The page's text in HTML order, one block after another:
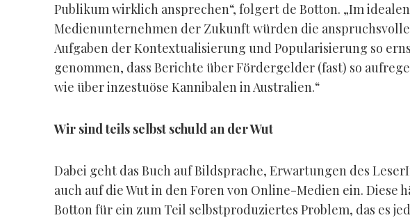
Publikum wirklich ansprechen“, folgert de Botton. „Im idealen
Medienunternehmen der Zukunft würden die
Aufgaben der Kontextualisierung und Popularisierung so
genommen, dass Berichte über Fördergelder (fast) so
wie über inzestuöse Kannibalen in Australien.“
Wir sind teils selbst schuld an der Wut
Dabei geht das Buch auf Bildsprache, Erwartungen des
auch auf die Wut in den Foren von Online-Medien ein. Diese
Botton für ein zum Teil selbstproduziertes Problem, das es